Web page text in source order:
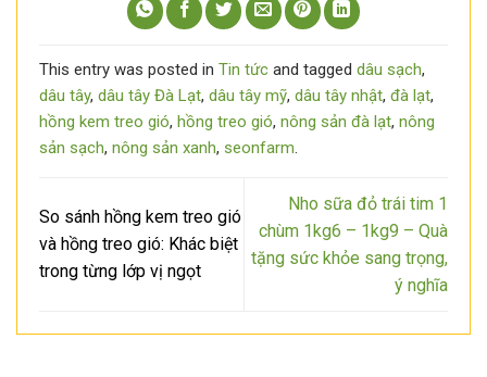
This entry was posted in Tin tức and tagged dâu sạch,
dâu tây, dâu tây Đà Lạt, dâu tây mỹ, dâu tây nhật, đà lạt,
hồng kem treo gió, hồng treo gió, nông sản đà lạt, nông
sản sạch, nông sản xanh, seonfarm.
So sánh hồng kem treo gió
và hồng treo gió: Khác biệt
trong từng lớp vị ngọt
Nho sữa đỏ trái tim 1
chùm 1kg6 – 1kg9 – Quà
tặng sức khỏe sang trọng,
ý nghĩa